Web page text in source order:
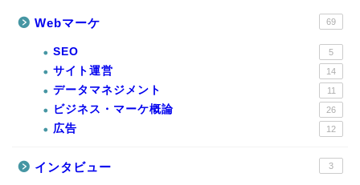
Webマーケ 69
SEO 5
サイト運営 14
データマネジメント 11
ビジネス・マーケ概論 26
広告 12
インタビュー 3